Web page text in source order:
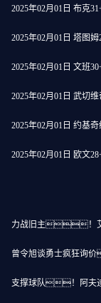
2025年02月01日 布克
2025年02月01日 塔图
2025年02月01日 文班
2025年02月01日 武切
2025年02月01日 约基
2025年02月01日 欧文
力战旧主！艾
曾令旭谈勇士疯狂询
支撑球队！阿夫迪